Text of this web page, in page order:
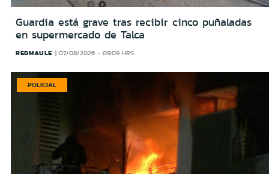
Guardia está grave tras recibir cinco puñaladas
en supermercado de Talca
REDMAULE 07/08/2026 - 09:09 HRS
POLICIAL